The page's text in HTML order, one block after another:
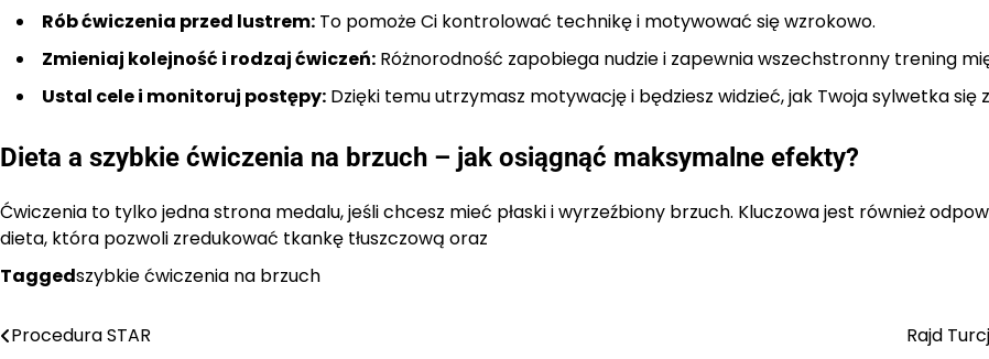
Rób ćwiczenia przed lustrem: To pomoże Ci kontrolować technikę i motywować się wzrokowo.
Zmieniaj kolejność i rodzaj ćwiczeń: Różnorodność zapobiega nudzie i zapewnia wszechstronny trening
Ustal cele i monitoruj postępy: Dzięki temu utrzymasz motywację i będziesz widzieć, jak Twoja sylwetka się
Dieta a szybkie ćwiczenia na brzuch – jak osiągnąć maksymalne efekty?
Ćwiczenia to tylko jedna strona medalu, jeśli chcesz mieć płaski i wyrzeźbiony brzuch. Kluczowa jest również
dieta, która pozwoli zredukować tkankę tłuszczową oraz
Taggedszybkie ćwiczenia na brzuch
Nawigacja
Procedura STAR Rajd